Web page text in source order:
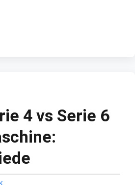
4 vs Serie 6